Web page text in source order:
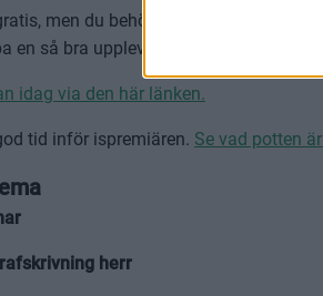
men du behöver boka en biljett för
en så bra upplevelse som möjligt för
idag via den här länken.
tid inför ispremiären. Se vad potten
herr